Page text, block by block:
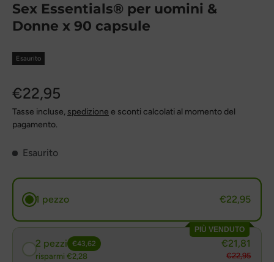
Sex Essentials® per uomini &
Donne x 90 capsule
Esaurito
€22,95
Tasse incluse, spedizione e sconti calcolati al momento del
pagamento.
Esaurito
1 pezzo €22,95
PIÙ VENDUTO
2 pezzi €43,62
risparmi €2,28
€21,81
€22,95